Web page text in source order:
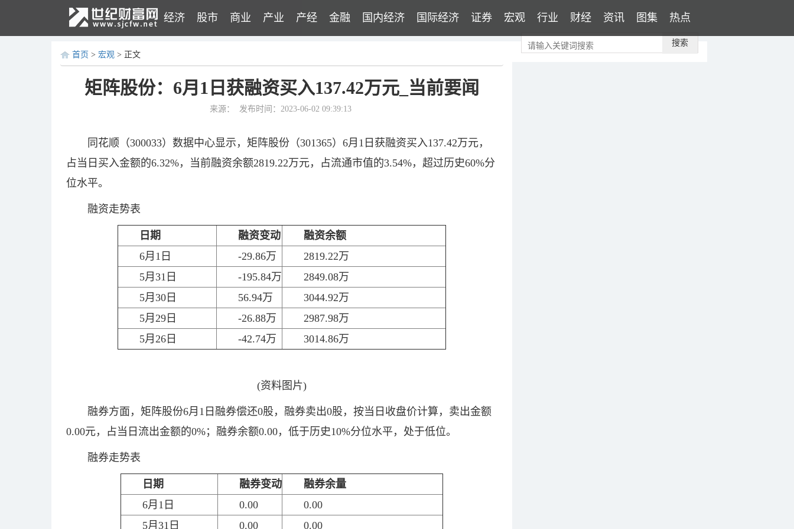
经济 股市 商业 产业 产经 金融 国内经济 国际经济 证券 宏观 行业 财经 资讯 图集 热点
首页 > 宏观 > 正文
矩阵股份：6月1日获融资买入137.42万元_当前要闻
来源： 发布时间：2023-06-02 09:39:13
同花顺（300033）数据中心显示，矩阵股份（301365）6月1日获融资买入137.42万元，
占当日买入金额的6.32%，当前融资余额2819.22万元，占流通市值的3.54%，超过历史60%分
位水平。
融资走势表
日期 融资变动
融资余额
6月1日
-29.86万
2819.22万
5月31日
-195.84万
2849.08万
5月30日
56.94万
3044.92万
5月29日
-26.88万
2987.98万
5月26日
-42.74万 3014.86万
(资料图片)
融券方面，矩阵股份6月1日融券偿还0股，融券卖出0股，按当日收盘价计算，卖出金额
0.00元，占当日流出金额的0%；融券余额0.00，低于历史10%分位水平，处于低位。
融券走势表
日期 融券变动
融券余量
6月1日
0.00
0.00
5月31日
0.00 0.00
搜索